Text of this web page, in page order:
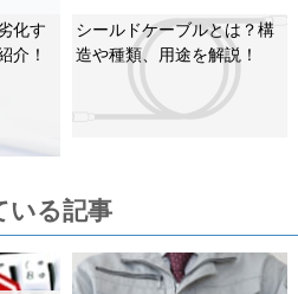
化す
介！
シールドケーブルとは？構
造や種類、用途を解説！
いる記事